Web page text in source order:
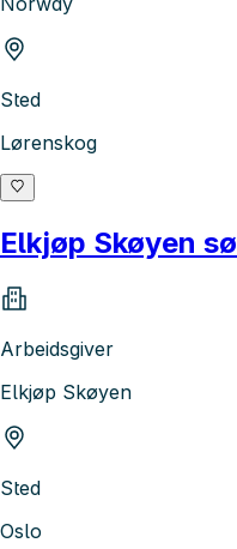
Sted
Lørenskog
Elkjøp Skøyen
Arbeidsgiver
Elkjøp Skøyen
Sted
Oslo